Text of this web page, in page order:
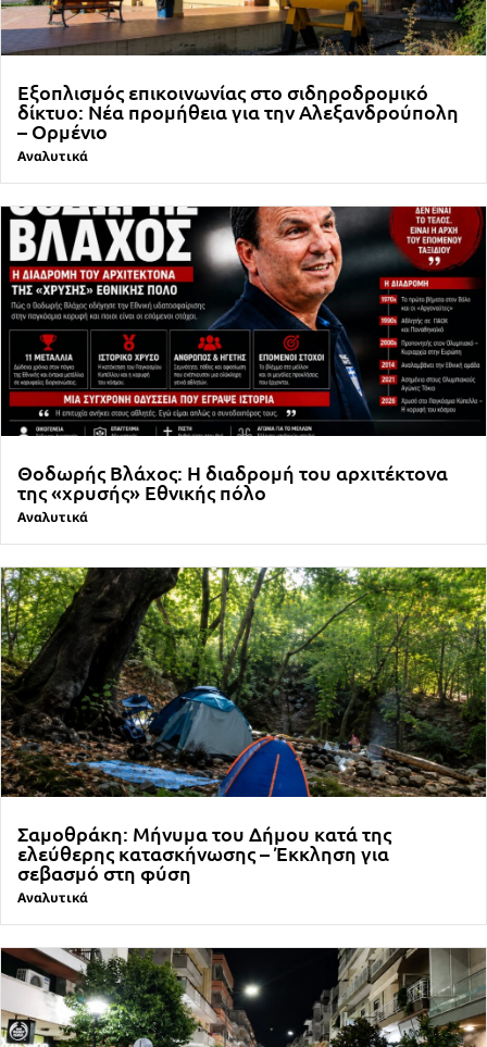
Εξοπλισμός επικοινωνίας στο σιδηροδρομικό
δίκτυο: Νέα προμήθεια για την Αλεξανδρούπολη
– Ορμένιο
Αναλυτικά
Θοδωρής Βλάχος: Η διαδρομή του αρχιτέκτονα
της «χρυσής» Εθνικής πόλο
Αναλυτικά
Σαμοθράκη: Μήνυμα του Δήμου κατά της
ελεύθερης κατασκήνωσης – Έκκληση για
σεβασμό στη φύση
Αναλυτικά